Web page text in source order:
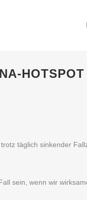
täglich sinkender
sein, wenn wir